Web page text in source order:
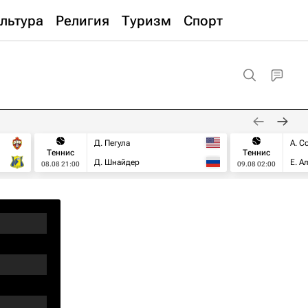
Религия Туризм Спорт
Теннис
08.08 21:00
Д. Пегула
Д. Шнайдер
Теннис
09.08 02:00
А.
Е.